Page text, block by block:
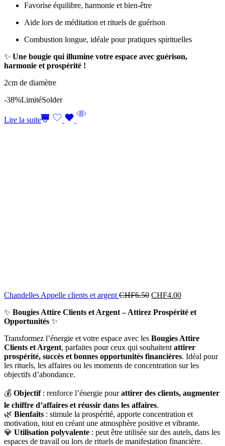
Favorise équilibre, harmonie et bien-être
Aide lors de méditation et rituels de guérison
Combustion longue, idéale pour pratiques spirituelles
✨ Une bougie qui illumine votre espace avec guérison,
harmonie et prospérité !
2cm de diamètre
-38%LimitéSolder
Lire la suite
Chandelles Appelle clients et argent CHF6.50 CHF4.00
✨ Bougies Attire Clients et Argent – Attirez Prospérité et
Opportunités ✨
Transformez l’énergie et votre espace avec les Bougies Attire
Clients et Argent, parfaites pour ceux qui souhaitent attirer
prospérité, succès et bonnes opportunités financières. Idéal pour
les rituels, les affaires ou les moments de concentration sur les
objectifs d’abondance.
💰 Objectif: renforce l’énergie pourattirer des clients, augmenter
le chiffre d’affaires et réussir dans les affaires.
🌿 Bienfaits : stimule la prospérité, apporte concentration et
motivation, tout en créant une atmosphère positive et vibrante.
💎 Utilisation polyvalente : peut être utilisée sur des autels, dans les
espaces de travail ou lors de rituels de manifestation financière.